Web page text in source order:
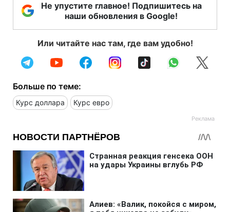
Не упустите главное! Подпишитесь на
наши обновления в Google!
Или читайте нас там, где вам удобно!
Больше по теме:
Курс доллара Курс евро